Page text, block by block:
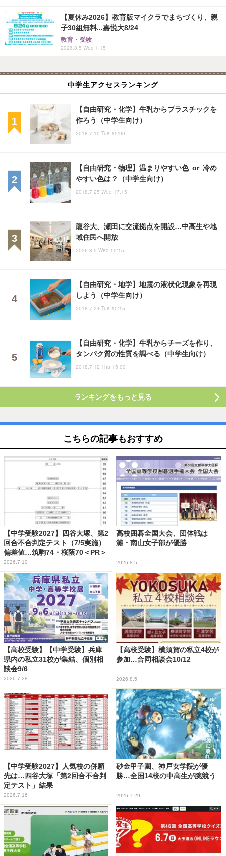
【夏休み2026】教育版マイクラでまちづくり、親
子30組無料...嘉悦大8/24
教育・受験
2026.8.5 Wed 1:15
中学生アクセスランキング
【自由研究・化学】牛乳からプラスチックを
作ろう（中学生向け）
2018.7.10 Tue 15:00
【自由研究・物理】温まりやすい色 or 冷め
やすい色は？（中学生向け）
2018.7.25 Wed 17:15
龍谷大、瀬田に交流拠点を開設…中高生や地
域住民へ開放
2026.8.5 Wed 15:15
【自由研究・地学】地震の液状化現象を再現
しよう（中学生向け）
2018.7.24 Tue 10:15
【自由研究・化学】牛乳からチーズを作り、
タンパク質の性質を調べる（中学生向け）
2018.7.12 Thu 15:00
ランキングをもっと見る
こちらの記事もおすすめ
【中学受験2027】四谷大塚、第2
回合不合判定テスト（7/5実施）
偏差値…筑駒74・桜蔭70＜PR＞
2026.7.10
高校囲碁全国大会、団体戦は
灘・南山女子部が優勝
2026.8.5
【高校受験】【中学受験】兵庫
県内の私立31校が集結、個別相
談会9/6
2026.7.28
【高校受験】横須賀の私立4校が
参加…合同相談会10/12
2026.8.5
【中学受験2027】人気校の併願
先は…四谷大塚「第2回合不合判
定テスト」結果
2026.7.16
砂金甲子園、神戸女学院が優
勝…全国14校の中高生が腕競う
2026.7.29